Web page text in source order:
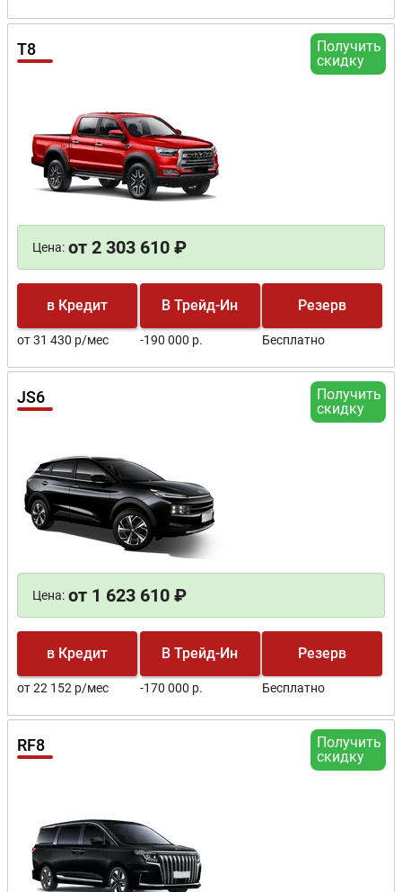
Получить
скидку
T8
Цена: от 2 303 610 ₽
в Кредит
от 31 430 р/мес
В Трейд-Ин
-190 000 р.
Резерв
Бесплатно
Получить
скидку
JS6
Цена: от 1 623 610 ₽
в Кредит
от 22 152 р/мес
В Трейд-Ин
-170 000 р.
Резерв
Бесплатно
Получить
скидку
RF8